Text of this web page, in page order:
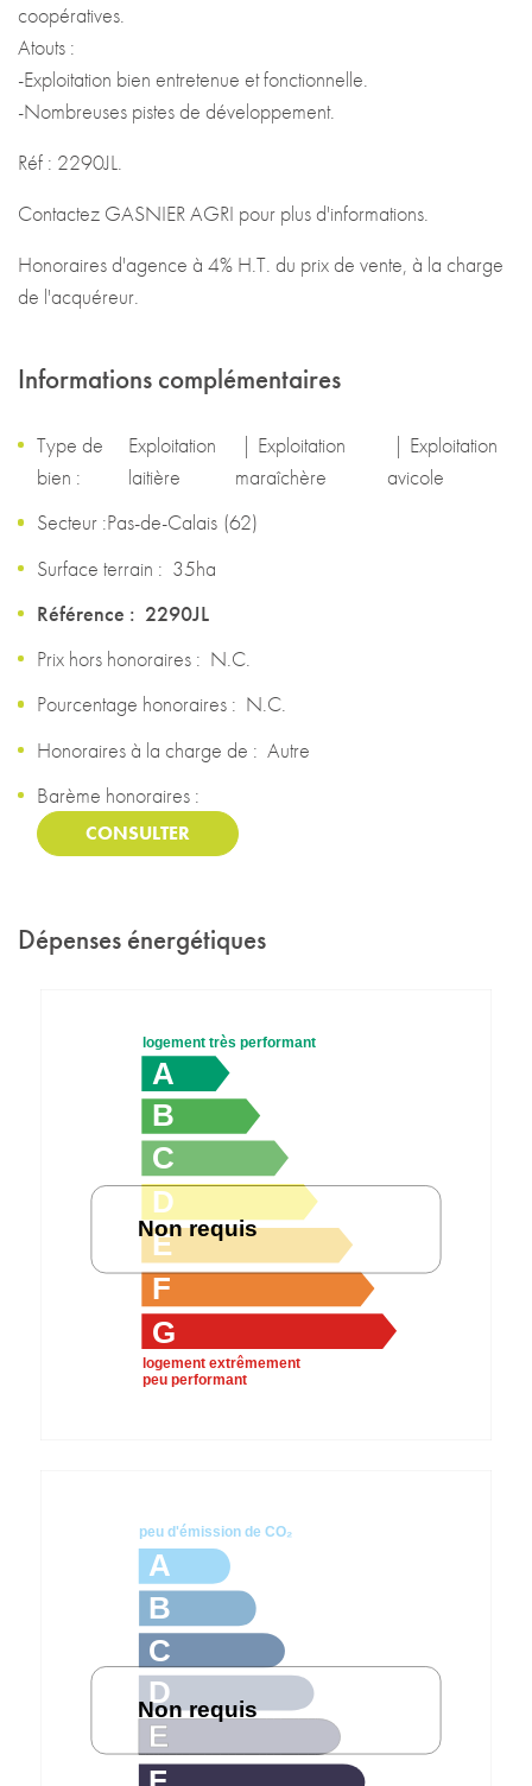
coopératives.
Atouts :
-Exploitation bien entretenue et fonctionnelle.
-Nombreuses pistes de développement.
Réf : 2290JL.
Contactez GASNIER AGRI pour plus d'informations.
Honoraires d'agence à 4% H.T. du prix de vente, à la charge
de l'acquéreur.
Informations complémentaires
Type de
bien :
Exploitation
laitière
| Exploitation
maraîchère
| Exploitation
avicole
Secteur :Pas-de-Calais (62)
Surface terrain : 35ha
2290JL
Prix hors honoraires : N.C.
Pourcentage honoraires : N.C.
Honoraires à la charge de : Autre
Barème honoraires :
CONSULTER
Dépenses énergétiques
A
B
C
D
E
F
G
logement très performant
logement extrêmement
peu performant
Non requis
A
B
C
D
E
peu d'émission de CO₂
Non requis